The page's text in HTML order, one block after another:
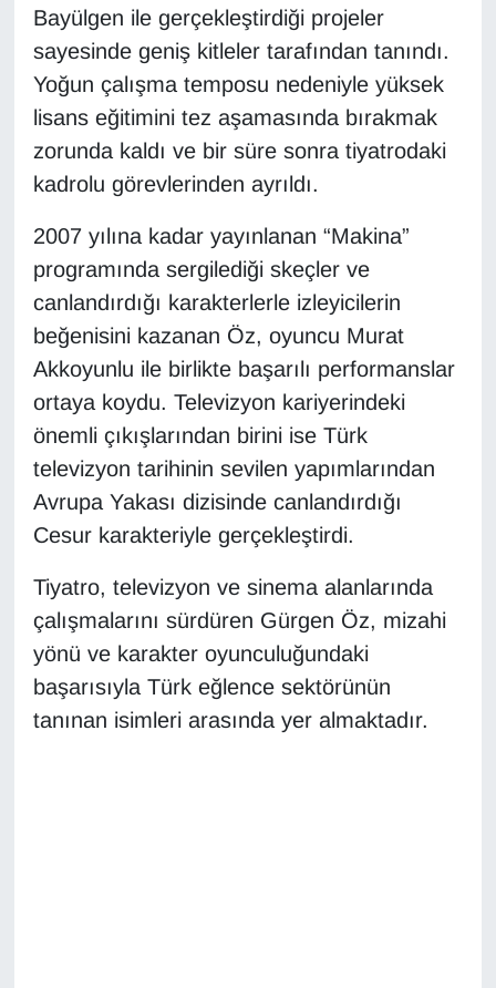
Bayülgen ile gerçekleştirdiği projeler
sayesinde geniş kitleler tarafından tanındı.
Yoğun çalışma temposu nedeniyle yüksek
lisans eğitimini tez aşamasında bırakmak
zorunda kaldı ve bir süre sonra tiyatrodaki
kadrolu görevlerinden ayrıldı.
2007 yılına kadar yayınlanan “Makina”
programında sergilediği skeçler ve
canlandırdığı karakterlerle izleyicilerin
beğenisini kazanan Öz, oyuncu Murat
Akkoyunlu ile birlikte başarılı performanslar
ortaya koydu. Televizyon kariyerindeki
önemli çıkışlarından birini ise Türk
televizyon tarihinin sevilen yapımlarından
Avrupa Yakası dizisinde canlandırdığı
Cesur karakteriyle gerçekleştirdi.
Tiyatro, televizyon ve sinema alanlarında
çalışmalarını sürdüren Gürgen Öz, mizahi
yönü ve karakter oyunculuğundaki
başarısıyla Türk eğlence sektörünün
tanınan isimleri arasında yer almaktadır.
YEREL